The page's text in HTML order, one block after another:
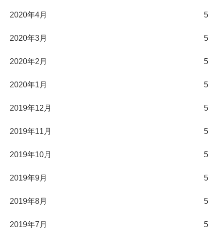
2020年4月 5
2020年3月 5
2020年2月 5
2020年1月 5
2019年12月 5
2019年11月 5
2019年10月 5
2019年9月 5
2019年8月 5
2019年7月 5